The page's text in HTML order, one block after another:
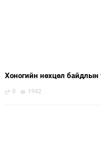
Хоногийн нөхцөл байдлын
0 1942